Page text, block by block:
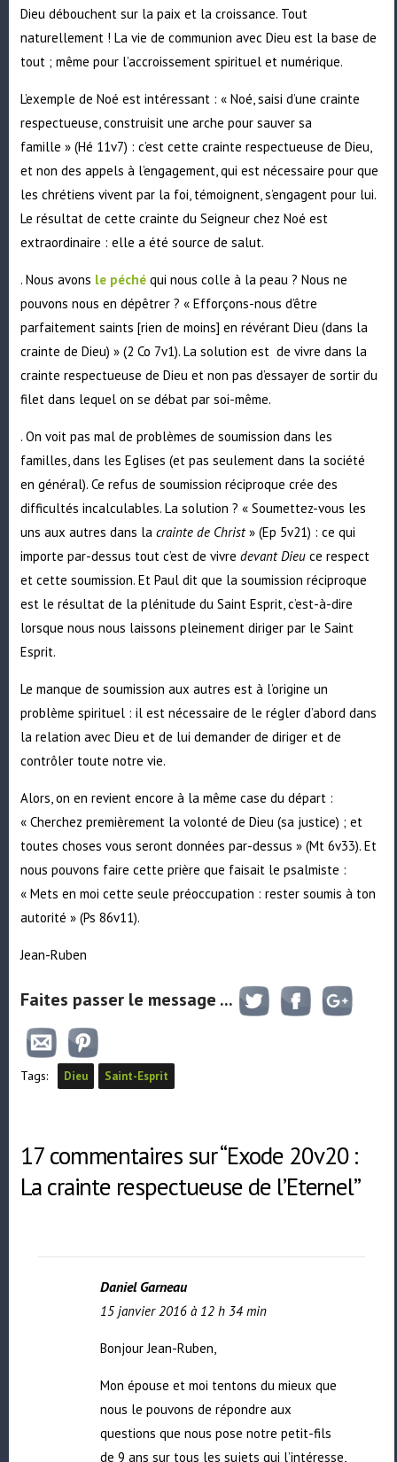
Dieu débouchent sur la paix et la croissance. Tout
naturellement ! La vie de communion avec Dieu est la base de
tout ; même pour l’accroissement spirituel et numérique.
L’exemple de Noé est intéressant : « Noé, saisi d’une crainte
respectueuse, construisit une arche pour sauver sa
famille » (Hé 11v7) : c’est cette crainte respectueuse de Dieu,
et non des appels à l’engagement, qui est nécessaire pour que
les chrétiens vivent par la foi, témoignent, s’engagent pour lui.
Le résultat de cette crainte du Seigneur chez Noé est
extraordinaire : elle a été source de salut.
. Nous avons le péché qui nous colle à la peau ? Nous ne
pouvons nous en dépêtrer ? « Efforçons-nous d’être
parfaitement saints [rien de moins] en révérant Dieu (dans la
crainte de Dieu) » (2 Co 7v1). La solution est de vivre dans la
crainte respectueuse de Dieu et non pas d’essayer de sortir du
filet dans lequel on se débat par soi-même.
. On voit pas mal de problèmes de soumission dans les
familles, dans les Eglises (et pas seulement dans la société
en général). Ce refus de soumission réciproque crée des
difficultés incalculables. La solution ? « Soumettez-vous les
uns aux autres dans lacrainte de Christ» (Ep 5v21) : ce qui
importe par-dessus tout c’est de vivredevant Dieu ce respect
et cette soumission. Et Paul dit que la soumission réciproque
est le résultat de la plénitude du Saint Esprit, c’est-à-dire
lorsque nous nous laissons pleinement diriger par le Saint
Esprit.
Le manque de soumission aux autres est à l’origine un
problème spirituel : il est nécessaire de le régler d’abord dans
la relation avec Dieu et de lui demander de diriger et de
contrôler toute notre vie.
Alors, on en revient encore à la même case du départ :
« Cherchez premièrement la volonté de Dieu (sa justice) ; et
toutes choses vous seront données par-dessus » (Mt 6v33). Et
nous pouvons faire cette prière que faisait le psalmiste :
« Mets en moi cette seule préoccupation : rester soumis à ton
autorité » (Ps 86v11).
Jean-Ruben
Faites passer le message ...
Tags: Dieu Saint-Esprit
17 commentaires sur “Exode 20v20 :
La crainte respectueuse de l’Eternel”
Daniel Garneau
15 janvier 2016 à 12 h 34 min
Bonjour Jean-Ruben,
Mon épouse et moi tentons du mieux que
nous le pouvons de répondre aux
questions que nous pose notre petit-fils
de 9 ans sur tous les sujets qui l’intéresse,